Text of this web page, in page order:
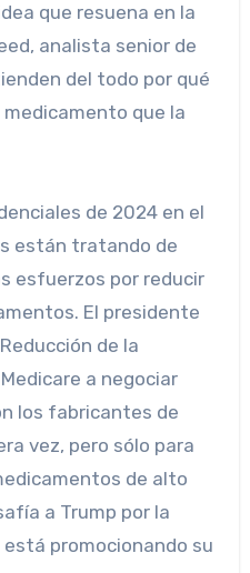
analista senior de
del todo por qué
que la
de 2024 en el
están tratando de
esfuerzos por reducir
El presidente
de la
a negociar
los fabricantes de
vez, pero sólo para
de alto
a Trump por la
promocionando su